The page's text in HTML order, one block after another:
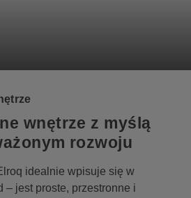
wnętrze z myślą
rozwoju
idealnie wpisuje się w
– jest proste, przestronne i